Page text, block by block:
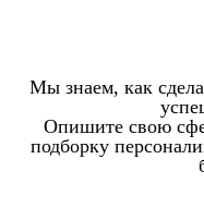
Мы знаем, как
Опишите свою
подборку